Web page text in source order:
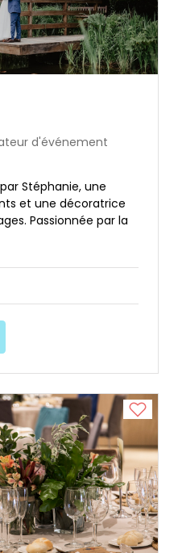
d'événement
Stéphanie, une
et une décoratrice
Passionnée par la